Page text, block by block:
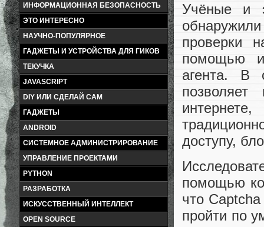
ИНФОРМАЦИОННАЯ БЕЗОПАСНОСТЬ
ЭТО ИНТЕРЕСНО
НАУЧНО-ПОПУЛЯРНОЕ
ГАДЖЕТЫ И УСТРОЙСТВА ДЛЯ ГИКОВ
ТЕКУЧКА
JAVASCRIPT
DIY ИЛИ СДЕЛАЙ САМ
ГАДЖЕТЫ
ANDROID
СИСТЕМНОЕ АДМИНИСТРИРОВАНИЕ
УПРАВЛЕНИЕ ПРОЕКТАМИ
PYTHON
РАЗРАБОТКА
ИСКУССТВЕННЫЙ ИНТЕЛЛЕКТ
OPEN SOURCE
Учёные и
проверки
помощью
агента. В
доступу,
помощью
что
пройти по